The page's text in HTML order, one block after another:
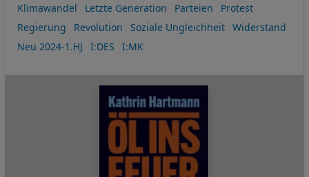
Klimawandel
Letzte Generation Parteien
Protest
Regierung
Revolution Soziale Ungleichheit
Widerstand
Neu 2024-1.HJ
I:DES I:MK